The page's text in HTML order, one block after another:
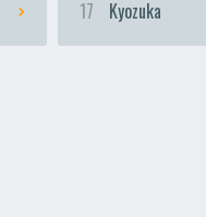
17 Kyozuka